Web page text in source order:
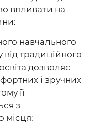
впливати на
навчального
традиційного
дозволяє
і зручних
її
з
місця: